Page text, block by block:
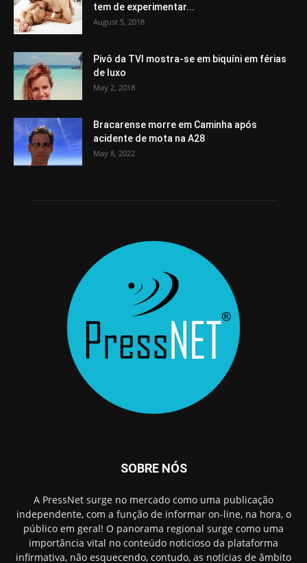
tem de experimentar...
August 5, 2018
Pivô da TVI mostra-se em biquíni em férias
de luxo
May 2, 2018
Bracarense morre em Caminha após
acidente de mota na A28
May 8, 2022
SOBRE NÓS
A PressNet surge no mercado como uma publicação
independente, com a função de informar on-line, na hora, o
público em geral! O panorama regional surge como uma
importância vital no conteúdo noticioso da plataforma
infirmativa, não esquecendo, contudo, as notícias de âmbito